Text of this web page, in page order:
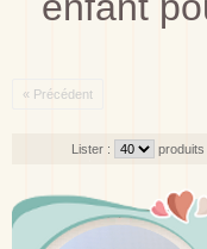
« Précédent
Lister :